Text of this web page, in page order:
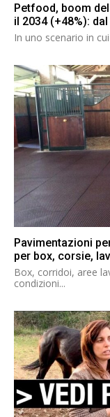
Petfood, boom
il 2034 (+48%):
In uno scenario in
Pavimentazioni
per box, corsie,
Box, corridoi, aree
condizioni...